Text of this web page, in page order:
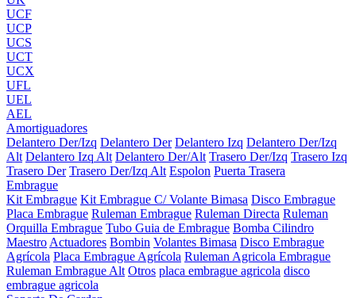
UCF
UCP
UCS
UCT
UCX
UFL
UEL
AEL
Amortiguadores
Delantero Der/Izq Delantero Der Delantero Izq Delantero Der/Izq
Alt Delantero Izq Alt Delantero Der/Alt Trasero Der/Izq Trasero Izq
Trasero Der Trasero Der/Izq Alt Espolon Puerta Trasera
Embrague
Kit Embrague Kit Embrague C/ Volante Bimasa Disco Embrague
Placa Embrague Ruleman Embrague Ruleman Directa Ruleman
Orquilla Embrague Tubo Guia de Embrague Bomba Cilindro
Maestro Actuadores Bombin Volantes Bimasa Disco Embrague
Agrícola Placa Embrague Agrícola Ruleman Agricola Embrague
Ruleman Embrague Alt Otros placa embrague agricola disco
embrague agricola